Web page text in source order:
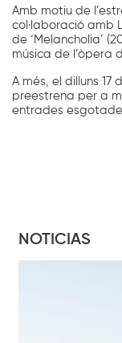
Amb motiu de
col·laboració amb
de ‘Melancholia’
música de l’òpera
A més, el dilluns 17
preestrena per a
entrades
NOTICIAS